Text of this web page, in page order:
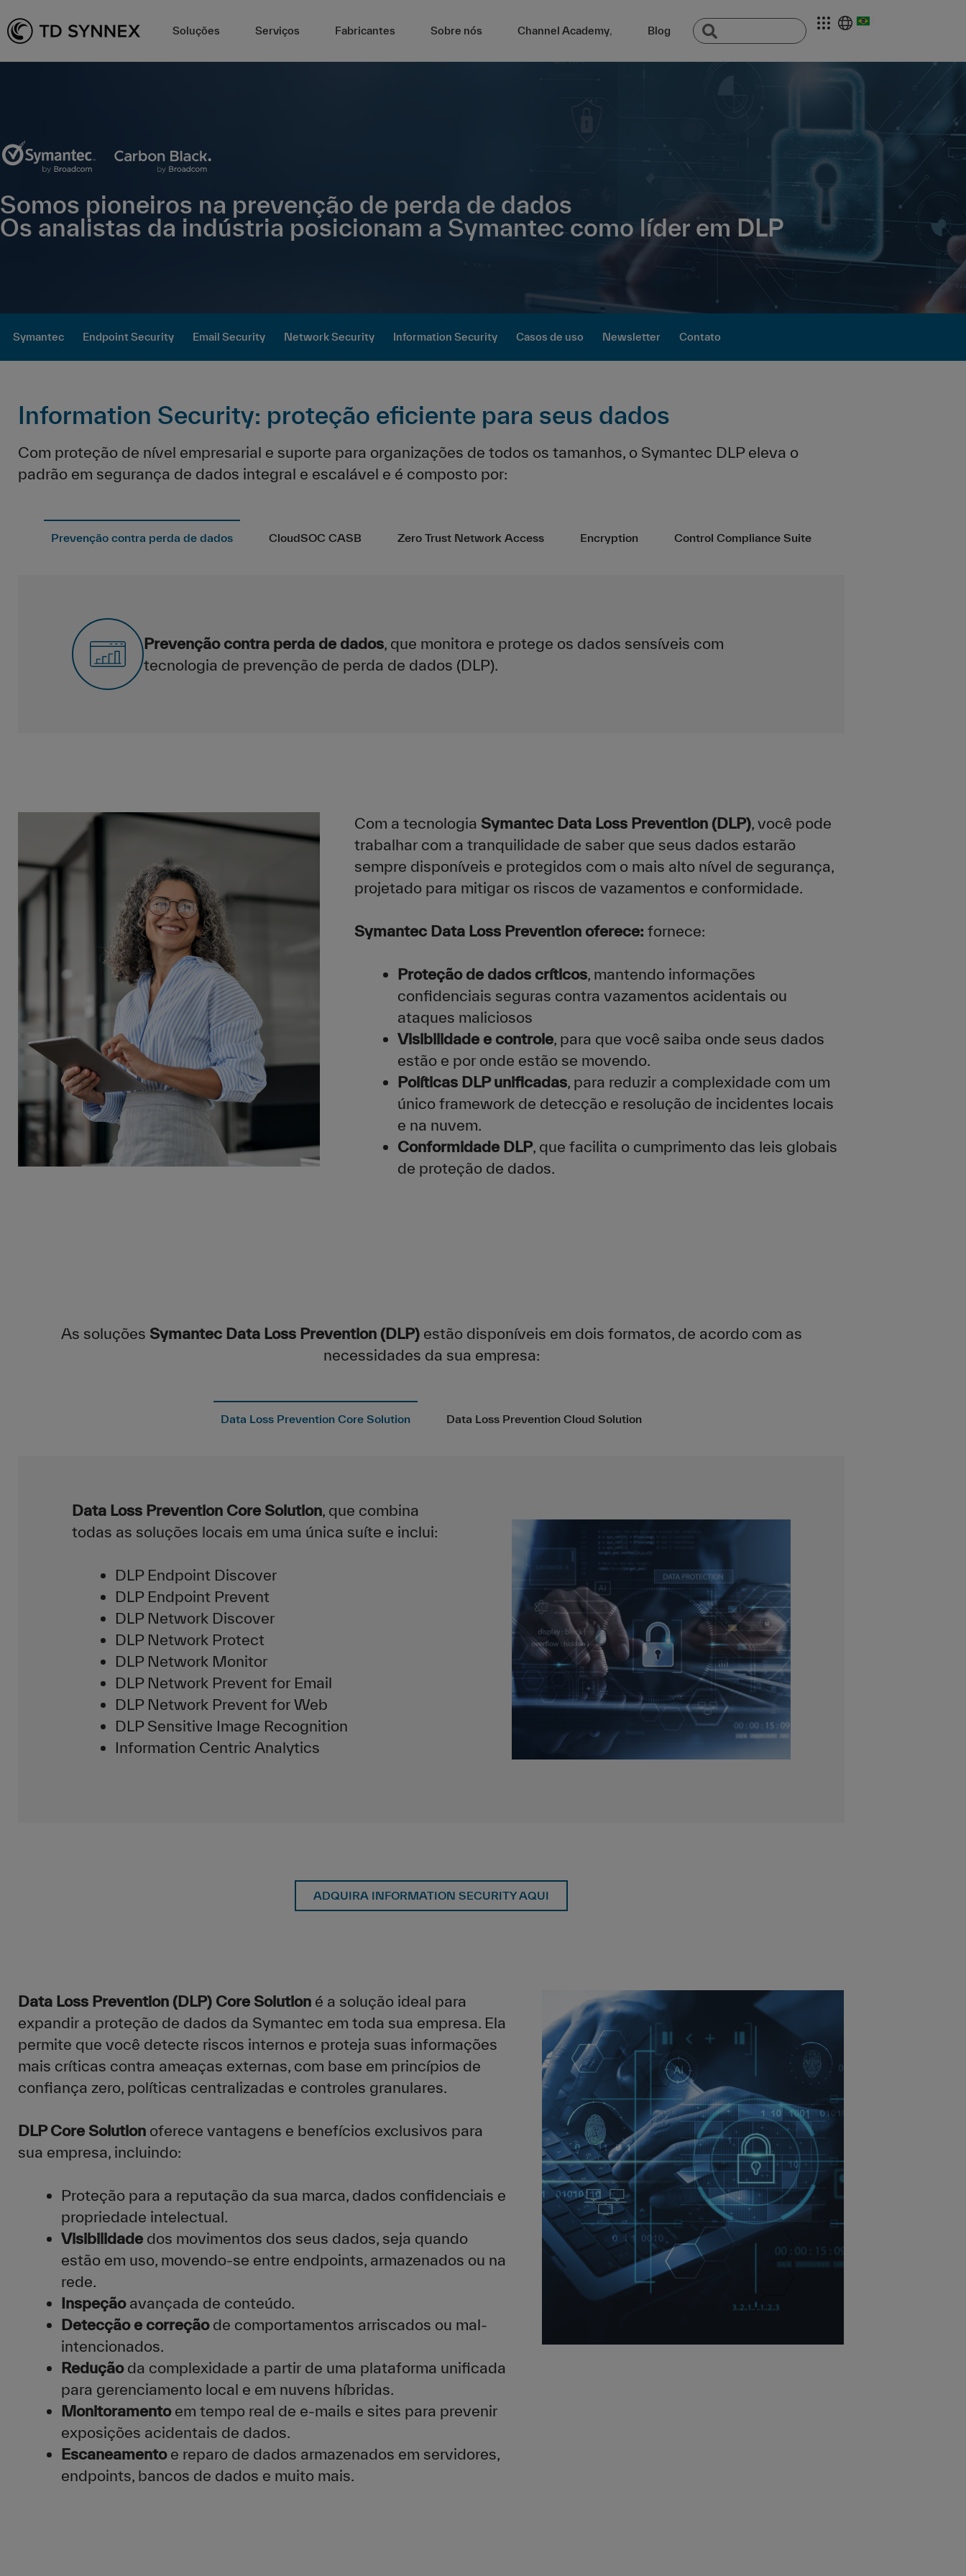
Soluções Serviços Fabricantes Sobre nós Channel Academy, Blog
Somos pioneiros na prevenção de perda de dados
Os analistas da indústria posicionam a Symantec como líder em DLP
Symantec Endpoint Security Email Security Network Security Information Security Casos de uso Newsletter Contato
Information Security: proteção eficiente para seus dados
Com proteção de nível empresarial e suporte para organizações de todos os tamanhos, o Symantec DLP eleva o
padrão em segurança de dados integral e escalável e é composto por:
Prevenção contra perda de dados CloudSOC CASB Zero Trust Network Access Encryption Control Compliance Suite
Prevenção contra perda de dados, que monitora e protege os dados sensíveis com
tecnologia de prevenção de perda de dados (DLP).
Com a tecnologia Symantec Data Loss Prevention (DLP), você pode
trabalhar com a tranquilidade de saber que seus dados estarão
sempre disponíveis e protegidos com o mais alto nível de segurança,
projetado para mitigar os riscos de vazamentos e conformidade.
Symantec Data Loss Prevention oferece: fornece:
Proteção de dados críticos, mantendo informações
confidenciais seguras contra vazamentos acidentais ou
ataques maliciosos
Visibilidade e controle, para que você saiba onde seus dados
estão e por onde estão se movendo.
Políticas DLP unificadas, para reduzir a complexidade com um
único framework de detecção e resolução de incidentes locais
e na nuvem.
Conformidade DLP, que facilita o cumprimento das leis globais
de proteção de dados.
As soluções Symantec Data Loss Prevention (DLP)estão disponíveis em dois formatos, de acordo com as
necessidades da sua empresa:
Data Loss Prevention Core Solution Data Loss Prevention Cloud Solution
Data Loss Prevention Core Solution, que combina
todas as soluções locais em uma única suíte e inclui:
DLP Endpoint Discover
DLP Endpoint Prevent
DLP Network Discover
DLP Network Protect
DLP Network Monitor
DLP Network Prevent for Email
DLP Network Prevent for Web
DLP Sensitive Image Recognition
Information Centric Analytics
ADQUIRA INFORMATION SECURITY AQUI
Data Loss Prevention (DLP) Core Solution é a solução ideal para
expandir a proteção de dados da Symantec em toda sua empresa. Ela
permite que você detecte riscos internos e proteja suas informações
mais críticas contra ameaças externas, com base em princípios de
confiança zero, políticas centralizadas e controles granulares.
DLP Core Solution oferece vantagens e benefícios exclusivos para
sua empresa, incluindo:
Proteção para a reputação da sua marca, dados confidenciais e
propriedade intelectual.
Visibilidade dos movimentos dos seus dados, seja quando
estão em uso, movendo-se entre endpoints, armazenados ou na
rede.
Inspeçãoavançada de conteúdo.
Detecção e correçãode comportamentos arriscados ou mal-
intencionados.
Reduçãoda complexidade a partir de uma plataforma unificada
para gerenciamento local e em nuvens híbridas.
Monitoramentoem tempo real de e-mails e sites para prevenir
exposições acidentais de dados.
Escaneamentoe reparo de dados armazenados em servidores,
endpoints, bancos de dados e muito mais.